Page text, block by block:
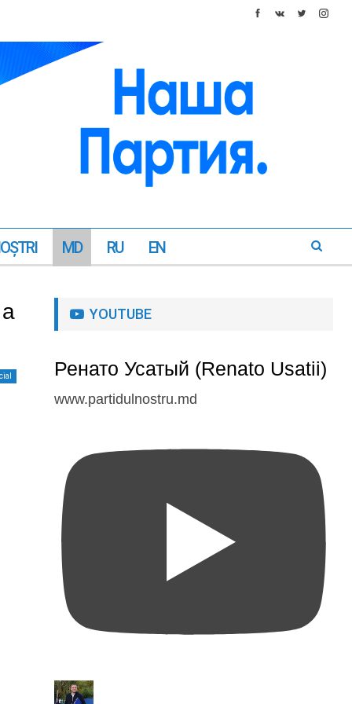
MD RU EN
YOUTUBE
Ренато Усатый (Renato Usatii)
www.partidulnostru.md